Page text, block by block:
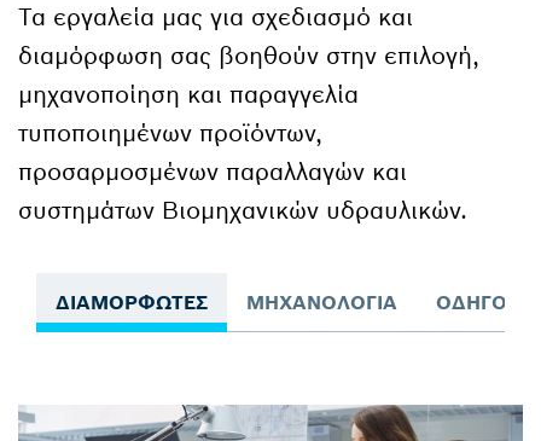
Τα εργαλεία μας για σχεδιασμό και
διαμόρφωση σας βοηθούν στην επιλογή,
μηχανοποίηση και παραγγελία
τυποποιημένων προϊόντων,
προσαρμοσμένων παραλλαγών και
συστημάτων Βιομηχανικών υδραυλικών.
ΔΙΑΜΟΡΦΩΤΈΣ ΜΗΧΑΝΟΛΟΓΊΑ ΟΔΗΓΟΊ